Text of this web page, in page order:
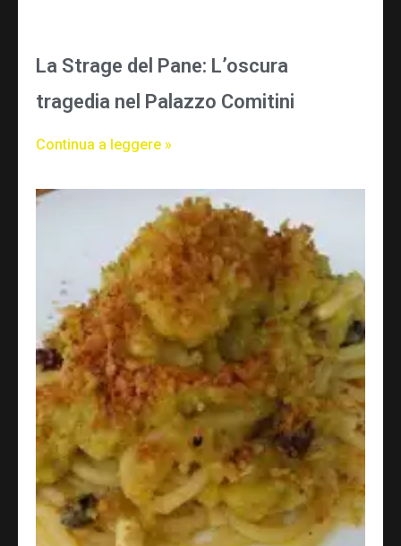
La Strage del Pane: L’oscura
tragedia nel Palazzo Comitini
Continua a leggere »